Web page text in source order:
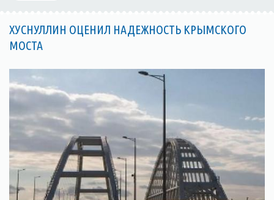
ХУСНУЛЛИН ОЦЕНИЛ НАДЕЖНОСТЬ КРЫМСКОГО
МОСТА